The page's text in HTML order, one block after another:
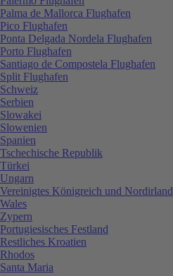
Palma de Mallorca Flughafen
Pico Flughafen
Ponta Delgada Nordela Flughafen
Porto Flughafen
Santiago de Compostela Flughafen
Split Flughafen
Schweiz
Serbien
Slowakei
Slowenien
Spanien
Tschechische Republik
Türkei
Ungarn
Vereinigtes Königreich und Nordirland
Wales
Zypern
Portugiesisches Festland
Restliches Kroatien
Rhodos
Santa Maria